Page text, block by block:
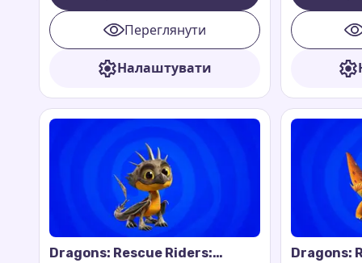
Переглянути
Налаштувати
Dragons: Rescue Riders:
Dragons: